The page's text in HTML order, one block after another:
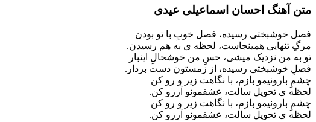
متن آهنگ احسان اسماعیلی عیدی
فصل خوشبختی رسیده، فصل خوبِ با تو بودن
مرگِ تنهایی همینجاست، لحظه ی به هم رسیدن.
تو به من نزدیک میشی، حسِ من خوشحالِ اینبار
فصلِ خوشبختی رسیده، از زمستون دست بردار.
چشمِ بارونیمو بازم، با نگاهت زیر و رو کن
لحظه ی تحویل سالت، عشقمونو آرزو کن.
چشمِ بارونیمو بازم، با نگاهت زیر و رو کن
لحظه ی تحویل سالت، عشقمونو آرزو کن.